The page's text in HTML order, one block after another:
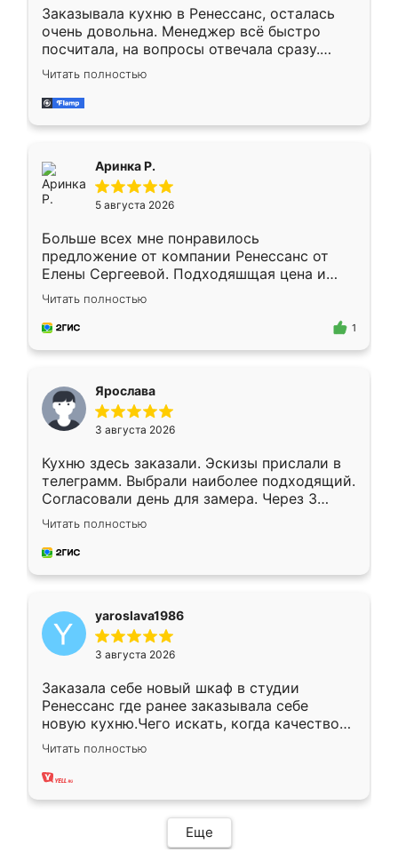
Заказывала кухню в Ренессанс, осталась
очень довольна. Менеджер всё быстро
посчитала, на вопросы отвечала сразу.
Замерщик приехал в субботу, подошёл к
делу со всей ответственностью. Собрали
за день, ребята работали аккуратно, даже
Читать полностью
Аринка Р.
5 августа 2026
Больше всех мне понравилось
предложение от компании Ренессанс от
Елены Сергеевой. Подходяшщая цена и
короткие сроки изготовления. Приехавший
для замера сотрудник Владислав
предложил по моему эскизу самый
Читать полностью
1
Ярослава
3 августа 2026
Кухню здесь заказали. Эскизы прислали в
телеграмм. Выбрали наиболее подходящий.
Согласовали день для замера. Через 3
недели кухня была уже готова. Остались
довольны работой. Спасибо Ренессанс
мебель за качественную работу!
Читать полностью
yaroslava1986
3 августа 2026
Заказала себе новый шкаф в студии
Ренессанс где ранее заказывала себе
новую кухню.Чего искать, когда качеством
вполне довольна. Служит кухня уже почти
два года, нареканий нет.
Читать полностью
Еще